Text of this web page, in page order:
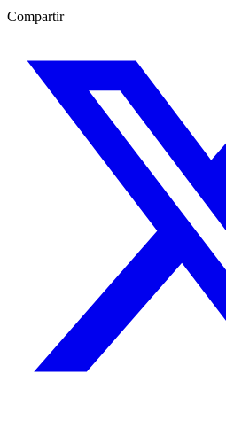
Compartir